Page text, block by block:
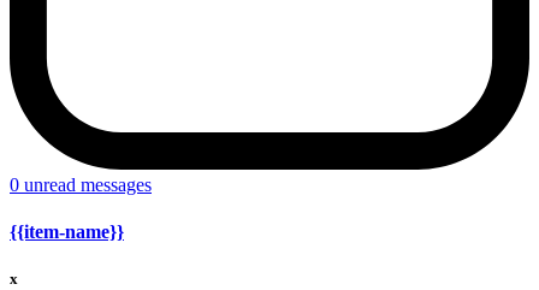
0 unread messages
{{item-name}}
x